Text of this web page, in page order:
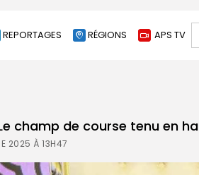
REPORTAGES RÉGIONS APS TV
champ de course tenu en
2025 À 13H47